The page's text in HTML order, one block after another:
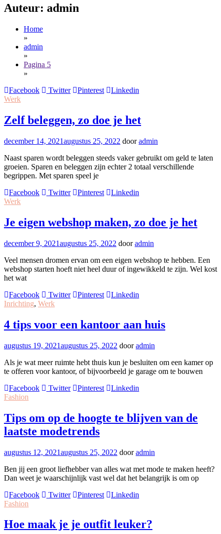
Auteur: admin
Home
»
admin
»
Pagina 5
»
Facebook
Twitter Pinterest
Linkedin
Werk
Zelf beleggen, zo doe je het
december 14, 2021augustus 25, 2022 dooradmin
Naast sparen wordt beleggen steeds vaker gebruikt om geld te laten
groeien. Sparen en beleggen zijn echter 2 totaal verschillende
begrippen. Met sparen speel je
Facebook
Twitter Pinterest
Linkedin
Werk
Je eigen webshop maken, zo doe je het
december 9, 2021augustus 25, 2022 dooradmin
Veel mensen dromen ervan om een eigen webshop te hebben. Een
webshop starten hoeft niet heel duur of ingewikkeld te zijn. Wel kost
het wat
Facebook
Twitter Pinterest
Linkedin
Inrichting, Werk
4 tips voor een kantoor aan huis
augustus 19, 2021augustus 25, 2022 dooradmin
Als je wat meer ruimte hebt thuis kun je besluiten om een kamer op
te offeren voor kantoor, of bijvoorbeeld je garage om te bouwen
Facebook
Twitter Pinterest
Linkedin
Fashion
Tips om op de hoogte te blijven van de
laatste modetrends
augustus 12, 2021augustus 25, 2022 dooradmin
Ben jij een groot liefhebber van alles wat met mode te maken heeft?
Dan weet je waarschijnlijk vast wel dat het belangrijk is om op
Facebook
Twitter Pinterest
Linkedin
Fashion
Hoe maak je je outfit leuker?